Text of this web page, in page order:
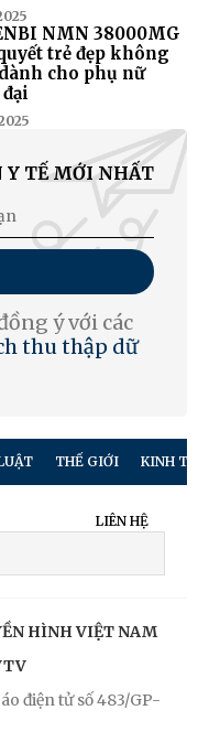
NMN 38000MG
trẻ đẹp không
cho phụ nữ
Y TẾ MỚI NHẤT
ý với các
thu thập dữ
THẾ GIỚI KINH TẾ
LIÊN HỆ
HÌNH VIỆT NAM
điện tử số 483/GP-